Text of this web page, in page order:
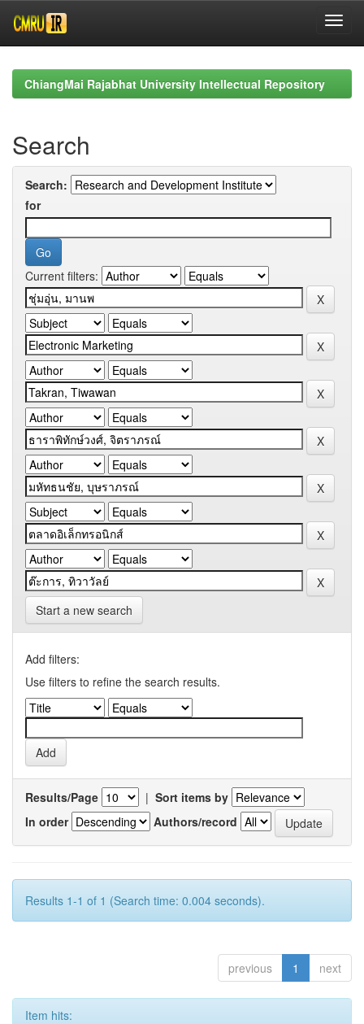
navigationChiangMai Rajabhat University Intellectual Repository
Search
Search:
for
Current filters:
Start a new search
Add filters:
Use filters to refine the search results.
Results/Page | Sort items by
In order
Authors/record
Results 1-1 of 1 (Search time: 0.004 seconds).
previous 1 next
Item hits: